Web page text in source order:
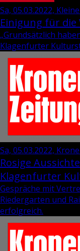
Sa, 05.03.2022,
Einigung für die
„Grund­sätz­lich
Kla­gen­fur­ter
Sa, 05.03.2022,
Rosige
Klagenfurter
Gespräche mit
Riedergarten und
erfolgreich.